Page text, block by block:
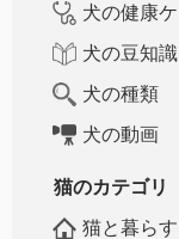
犬の健康
犬の豆知識
犬の種類
犬の動画
猫のカテゴリ
猫と暮らす